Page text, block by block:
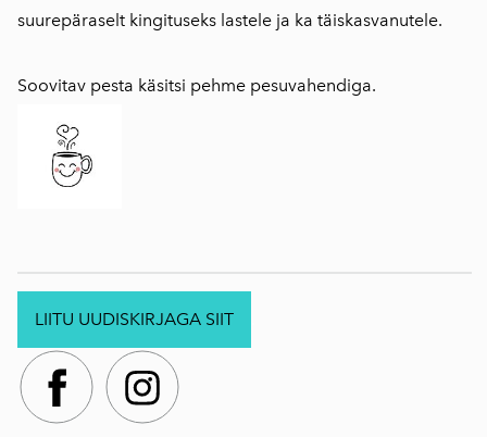
suurepäraselt kingituseks lastele ja ka täiskasvanutele.
Soovitav pesta käsitsi pehme pesuvahendiga.
LIITU UUDISKIRJAGA SIIT